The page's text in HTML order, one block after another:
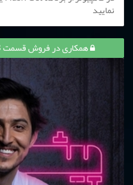
نمایید
همکاری در فروش قسمت 3 پیشگو و کسب درآمد از آن